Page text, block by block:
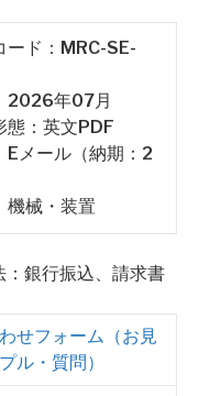
ード：MRC-SE-
2026年07月
態：英文PDF
Eメール（納期：2
機械・装置
銀行振込、請求書
せフォーム（お見
ル・質問）